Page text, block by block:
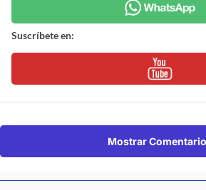
Suscríbete en:
Mostrar